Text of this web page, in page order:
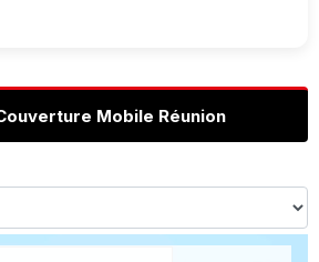
Mobile Réunion